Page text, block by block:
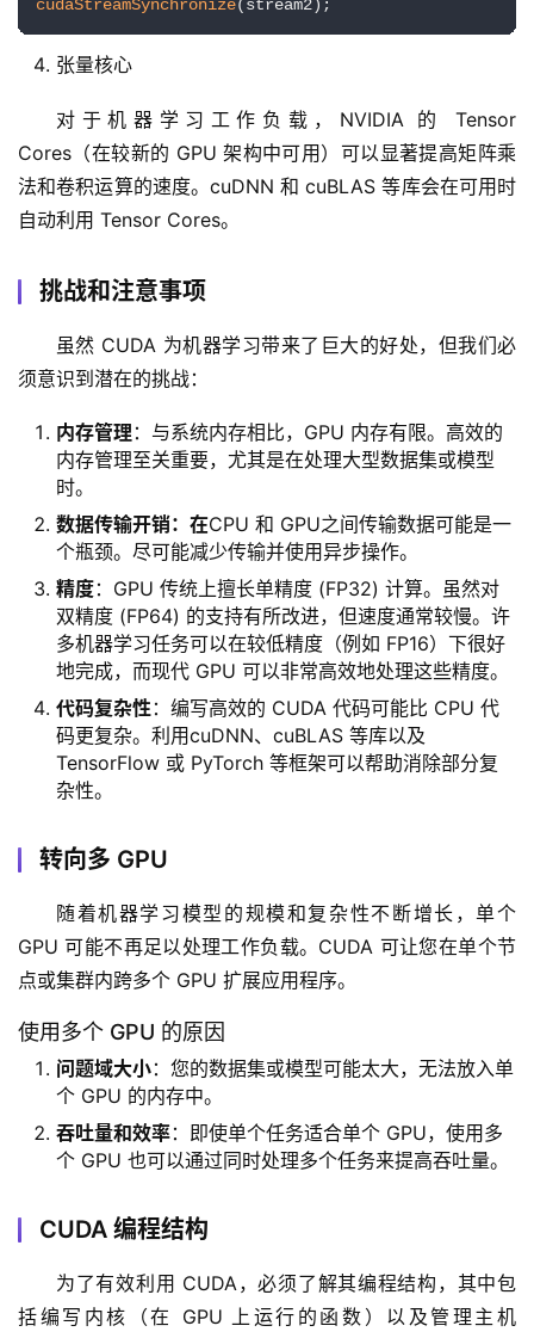
cudaStreamSynchronize(stream2);
张量核心
对于机器学习工作负载，NVIDIA 的 Tensor
Cores（在较新的 GPU 架构中可用）可以显著提高矩阵乘
法和卷积运算的速度。cuDNN 和 cuBLAS 等库会在可用时
自动利用 Tensor Cores。
挑战和注意事项
虽然 CUDA 为机器学习带来了巨大的好处，但我们必
须意识到潜在的挑战：
内存管理 ：与系统内存相比，GPU 内存有限。高效的
内存管理至关重要，尤其是在处理大型数据集或模型
时。
数据传输开销：在CPU 和 GPU之间传输数据可能是一
个瓶颈。尽可能减少传输并使用异步操作。
精度：GPU 传统上擅长单精度 (FP32) 计算。虽然对
双精度 (FP64) 的支持有所改进，但速度通常较慢。许
多机器学习任务可以在较低精度（例如 FP16）下很好
地完成，而现代 GPU 可以非常高效地处理这些精度。
代码复杂性：编写高效的 CUDA 代码可能比 CPU 代
码更复杂。利用cuDNN、cuBLAS 等库以及
TensorFlow 或 PyTorch 等框架可以帮助消除部分复
杂性。
转向多 GPU
随着机器学习模型的规模和复杂性不断增长，单个
GPU 可能不再足以处理工作负载。CUDA 可让您在单个节
点或集群内跨多个 GPU 扩展应用程序。
使用多个 GPU 的原因
问题域大小：您的数据集或模型可能太大，无法放入单
个 GPU 的内存中。
吞吐量和效率：即使单个任务适合单个 GPU，使用多
个 GPU 也可以通过同时处理多个任务来提高吞吐量。
CUDA 编程结构
为了有效利用 CUDA，必须了解其编程结构，其中包
括编写内核（在 GPU 上运行的函数）以及管理主机